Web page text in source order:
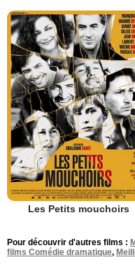
Les Petits mouchoirs
Pour découvrir d'autres films :
films Comédie dramatique,